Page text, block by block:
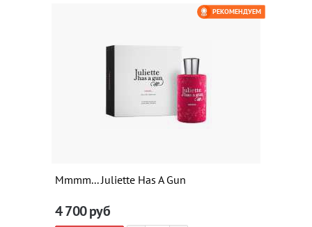
Mmmm... Juliette Has A Gun
4 700руб
РЕКОМЕНДУЕМ